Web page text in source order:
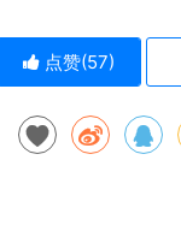
点赞(57)